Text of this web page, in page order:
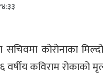
कोरोनाका
कविराम रोकाको